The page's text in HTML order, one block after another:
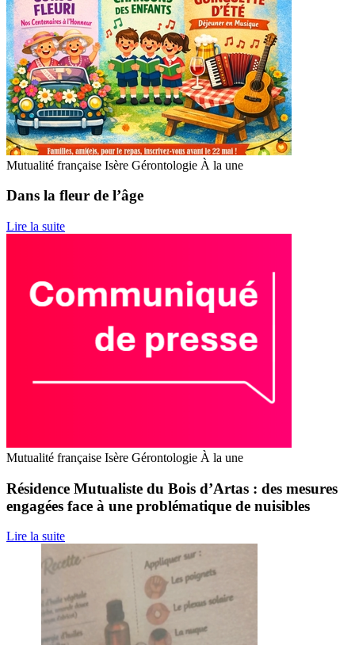
Mutualité française Isère Gérontologie À la une
Dans la fleur de l’âge
Lire la suite
Mutualité française Isère Gérontologie À la une
Résidence Mutualiste du Bois d’Artas : des mesures
engagées face à une problématique de nuisibles
Lire la suite